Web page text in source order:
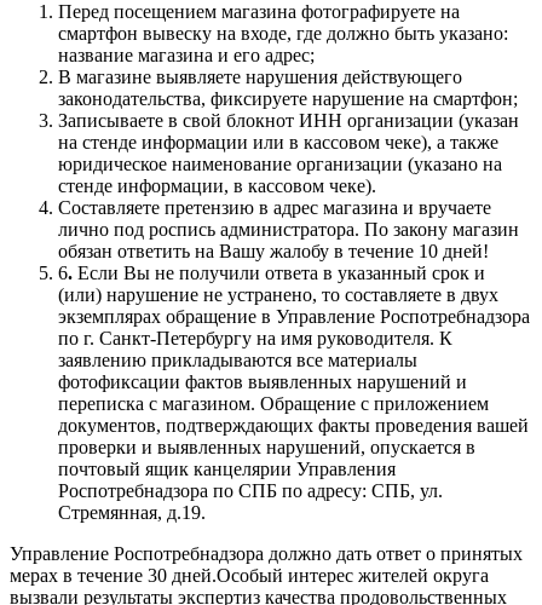
Перед посещением магазина фотографируете на
смартфон вывеску на входе, где должно быть указано:
название магазина и его адрес;
В магазине выявляете нарушения действующего
законодательства, фиксируете нарушение на смартфон;
Записываете в свой блокнот ИНН организации (указан
на стенде информации или в кассовом чеке), а также
юридическое наименование организации (указано на
стенде информации, в кассовом чеке).
Составляете претензию в адрес магазина и вручаете
лично под роспись администратора. По закону магазин
обязан ответить на Вашу жалобу в течение 10 дней!
6. Если Вы не получили ответа в указанный срок и
(или) нарушение не устранено, то составляете в двух
экземплярах обращение в Управление Роспотребнадзора
по г. Санкт-Петербургу на имя руководителя. К
заявлению прикладываются все материалы
фотофиксации фактов выявленных нарушений и
переписка с магазином. Обращение с приложением
документов, подтверждающих факты проведения вашей
проверки и выявленных нарушений, опускается в
почтовый ящик канцелярии Управления
Роспотребнадзора по СПБ по адресу: СПБ, ул.
Стремянная, д.19.
Управление Роспотребнадзора должно дать ответ о принятых
мерах в течение 30 дней.Особый интерес жителей округа
вызвали результаты экспертиз качества продовольственных